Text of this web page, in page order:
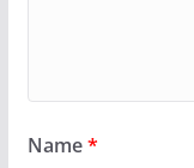
Name*